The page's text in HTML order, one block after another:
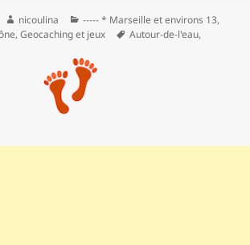
Auteur
nicoulina Catégories
----- * Marseille et environs 13,
,Geocaching et jeux Mots-
clés
Autour-de-l'eau,